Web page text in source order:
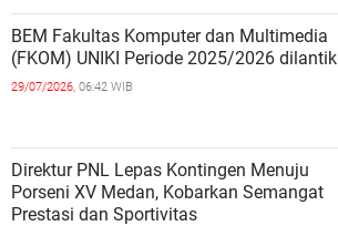
BEM Fakultas Komputer dan Multimedia
(FKOM) UNIKI Periode 2025/2026 dilantik
29/07/2026, 06:42 WIB
Direktur PNL Lepas Kontingen Menuju
Porseni XV Medan, Kobarkan Semangat
Prestasi dan Sportivitas